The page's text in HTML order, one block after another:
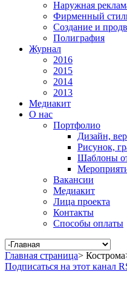
Наружная
Фирменный
Создание и
Полиграфия
Журнал
2016
2015
2014
2013
Медиакит
О нас
Портфолио
Дизайн,
Рисунок,
Шаблоны
Вакансии
Медиакит
Лица проекта
Контакты
Способы оплаты
Главная страница> Кострома
Подписаться на этот канал